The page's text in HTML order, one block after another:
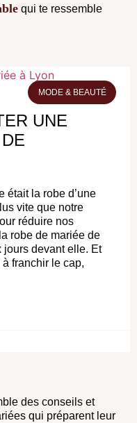
qui te ressemble
MODE & BEAUTÉ
UNE
était la robe d’une
vite que notre
réduire nos
robe de mariée de
jours devant elle. Et
franchir le cap,
des conseils et
qui préparent leur